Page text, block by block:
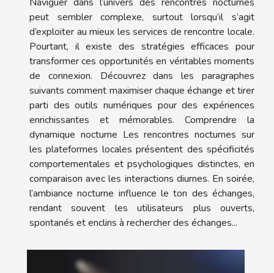
peut sembler complexe, surtout lorsqu’il s’agit
d’exploiter au mieux les services de rencontre locale.
Pourtant, il existe des stratégies efficaces pour
transformer ces opportunités en véritables moments
de connexion. Découvrez dans les paragraphes
suivants comment maximiser chaque échange et tirer
parti des outils numériques pour des expériences
enrichissantes et mémorables. Comprendre la
dynamique nocturne Les rencontres nocturnes sur
les plateformes locales présentent des spécificités
comportementales et psychologiques distinctes, en
comparaison avec les interactions diurnes. En soirée,
l’ambiance nocturne influence le ton des échanges,
rendant souvent les utilisateurs plus ouverts,
spontanés et enclins à rechercher des échanges...